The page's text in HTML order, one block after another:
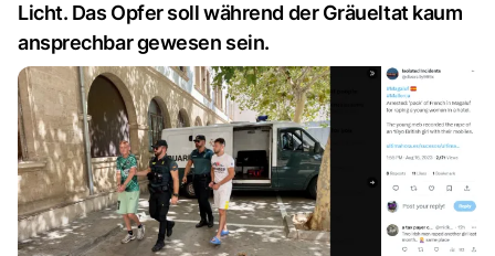
Licht. Das Opfer soll während der Gräueltat kaum
ansprechbar gewesen sein.